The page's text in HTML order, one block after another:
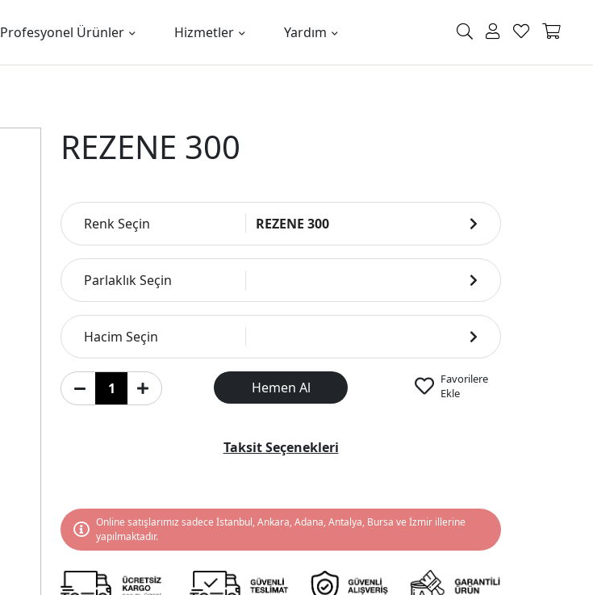
Profesyonel Ürünler Hizmetler Yardım
REZENE 300
Renk Seçin REZENE 300
Parlaklık Seçin
Hacim Seçin
Hemen Al
Favorilere
Ekle
Taksit Seçenekleri
Online satışlarımız sadece İstanbul, Ankara, Adana, Antalya, Bursa ve İzmir illerine
yapılmaktadır.